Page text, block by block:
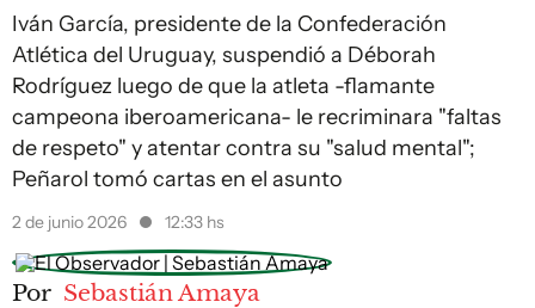
Iván García, presidente de la Confederación
Atlética del Uruguay, suspendió a Déborah
Rodríguez luego de que la atleta -flamante
campeona iberoamericana- le recriminara "faltas
de respeto" y atentar contra su "salud mental";
Peñarol tomó cartas en el asunto
2 de junio 2026 12:33 hs
Por Sebastián Amaya